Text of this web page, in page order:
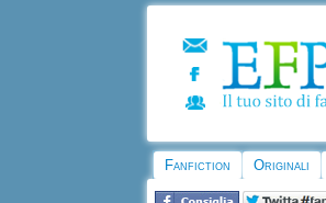
Fanfiction Originali